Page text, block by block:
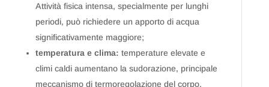
Attività fisica intensa, specialmente per lunghi
periodi, può richiedere un apporto di acqua
significativamente maggiore;
temperatura e clima: temperature elevate e
climi caldi aumentano la sudorazione, principale
meccanismo di termoregolazione del corpo,